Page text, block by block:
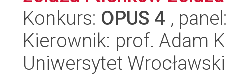
Konkurs: OPUS 4 ,
Kierownik: prof. Adam
Uniwersytet